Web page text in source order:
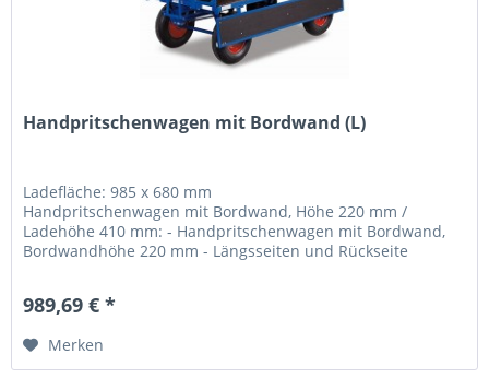
Handpritschenwagen mit Bordwand (L)
Ladefläche: 985 x 680 mm
Handpritschenwagen mit Bordwand, Höhe 220 mm /
Ladehöhe 410 mm: - Handpritschenwagen mit Bordwand,
Bordwandhöhe 220 mm - Längsseiten und Rückseite
989,69 € *
Merken